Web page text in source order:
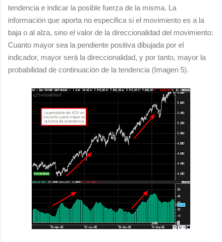
tendencia e indicar la posible fuerza de la misma. La
información que aporta no especifica si el movimiento es a la
baja o al alza, sino el valor de la direccionalidad del movimiento:
Cuanto mayor sea la pendiente positiva dibujada por el
indicador, mayor será la direccionalidad, y por tanto, mayor la
probabilidad de continuación de la tendencia (Imagen 5).